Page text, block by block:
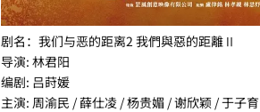
剧名：我们与恶的距离2 我們與惡的距離Ⅱ
导演: 林君阳
编剧: 吕莳媛
主演: 周渝民 / 薛仕凌 / 杨贵媚 / 谢欣颖 / 于子育